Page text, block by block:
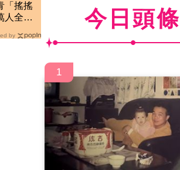
「搖搖
全看
by
今日頭條
1